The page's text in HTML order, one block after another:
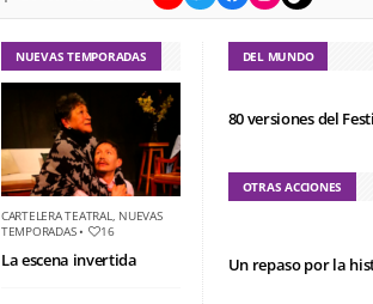
NUEVAS TEMPORADAS
CARTELERA TEATRAL, NUEVAS
TEMPORADAS• 16
La escena invertida
DEL MUNDO
80 versiones del
OTRAS ACCIONES
Un repaso por la